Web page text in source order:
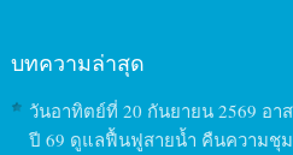
บทความล่าสุด
วันอาทิตย์ที่ 20 กันยายน 2569 อา
ปี 69 ดูแลฟื้นฟูสายน้ำ คืนความชุ